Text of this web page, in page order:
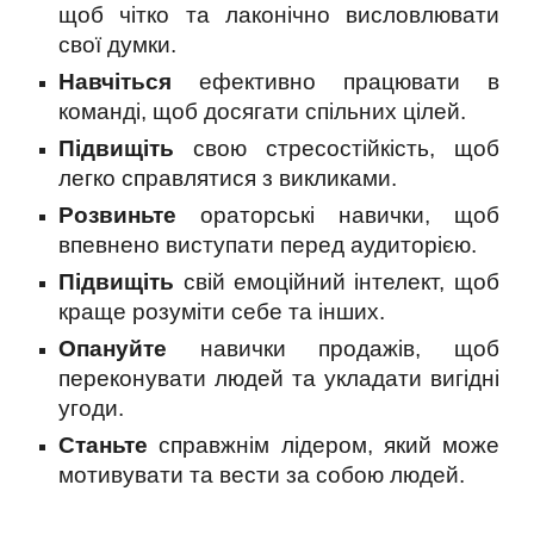
щоб чітко та лаконічно висловлювати
свої думки.
Навчіться ефективно працювати в
команді, щоб досягати спільних цілей.
Підвищіть свою стресостійкість, щоб
легко справлятися з викликами.
Розвиньте ораторські навички, щоб
впевнено виступати перед аудиторією.
Підвищіть свій емоційний інтелект, щоб
краще розуміти себе та інших.
Опануйте навички продажів, щоб
переконувати людей та укладати вигідні
угоди.
Станьте справжнім лідером, який може
мотивувати та вести за собою людей.